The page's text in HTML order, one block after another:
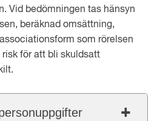
Vid bedömningen tas hänsyn
beräknad omsättning,
som rörelsen
för att bli skuldsatt